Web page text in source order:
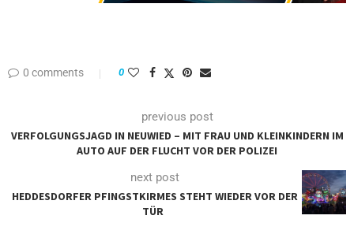
0 comments 0
previous post
VERFOLGUNGSJAGD IN NEUWIED – MIT FRAU UND KLEINKINDERN IM
AUTO AUF DER FLUCHT VOR DER POLIZEI
next post
HEDDESDORFER PFINGSTKIRMES STEHT WIEDER VOR DER
TÜR